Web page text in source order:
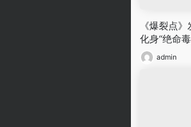
《爆裂点
化身“绝命
admin